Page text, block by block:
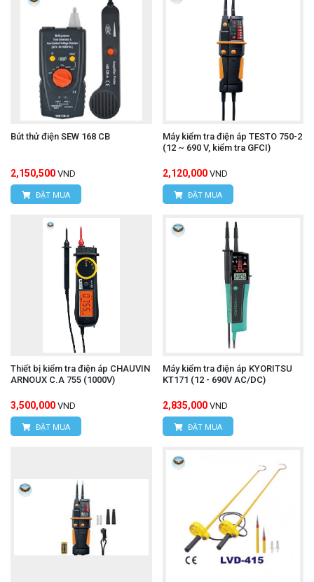
Bút thử điện SEW 168 CB
2,150,500 VND
ĐẶT MUA
Máy kiểm tra điện áp TESTO 750-2
(12 ~ 690 V, kiểm tra GFCI)
2,120,000 VND
ĐẶT MUA
Thiết bị kiểm tra điện áp CHAUVIN
ARNOUX C.A 755 (1000V)
3,500,000 VND
ĐẶT MUA
Máy kiểm tra điện áp KYORITSU
KT171 (12 - 690V AC/DC)
2,835,000 VND
ĐẶT MUA